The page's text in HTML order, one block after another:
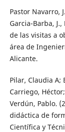
Pastor Navarro,
Garcia-Barba,
de las visitas a
área de
Alicante.
Pilar, Claudia A;
Carriego,
Verdún, Pablo.
didáctica de
Científica y